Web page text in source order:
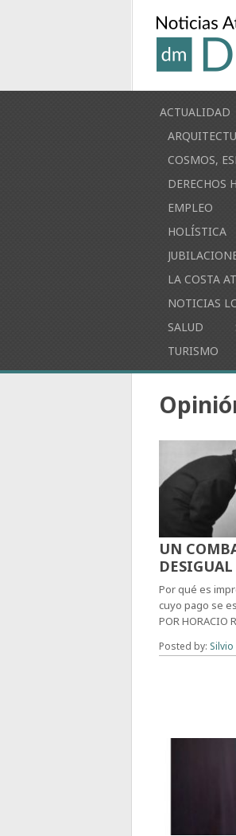
ACTUALIDAD
COSMOS,
DERECHOS
EMPLEO
HOLÍSTICA
LA COSTA
NOTICIAS
SALUD
TURISMO
UN
DESIGUAL
Por qué es
cuyo pago se
POR HORACIO
Posted by: